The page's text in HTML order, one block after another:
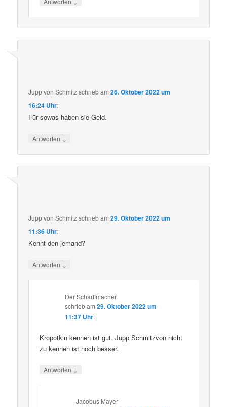
Jupp von Schmitzschriebam26. Oktober 2022 um
16:24 Uhr:
Für sowas haben sie Geld.
Antworten ↓
Jupp von Schmitzschriebam29. Oktober 2022 um
11:36 Uhr:
Kennt den jemand?
Antworten ↓
Der Scharffmacher
schriebam29. Oktober 2022 um
11:37 Uhr:
Kropotkin kennen ist gut. Jupp Schmitzvon nicht
zu kennen ist noch besser.
Antworten ↓
Jacobus Mayer